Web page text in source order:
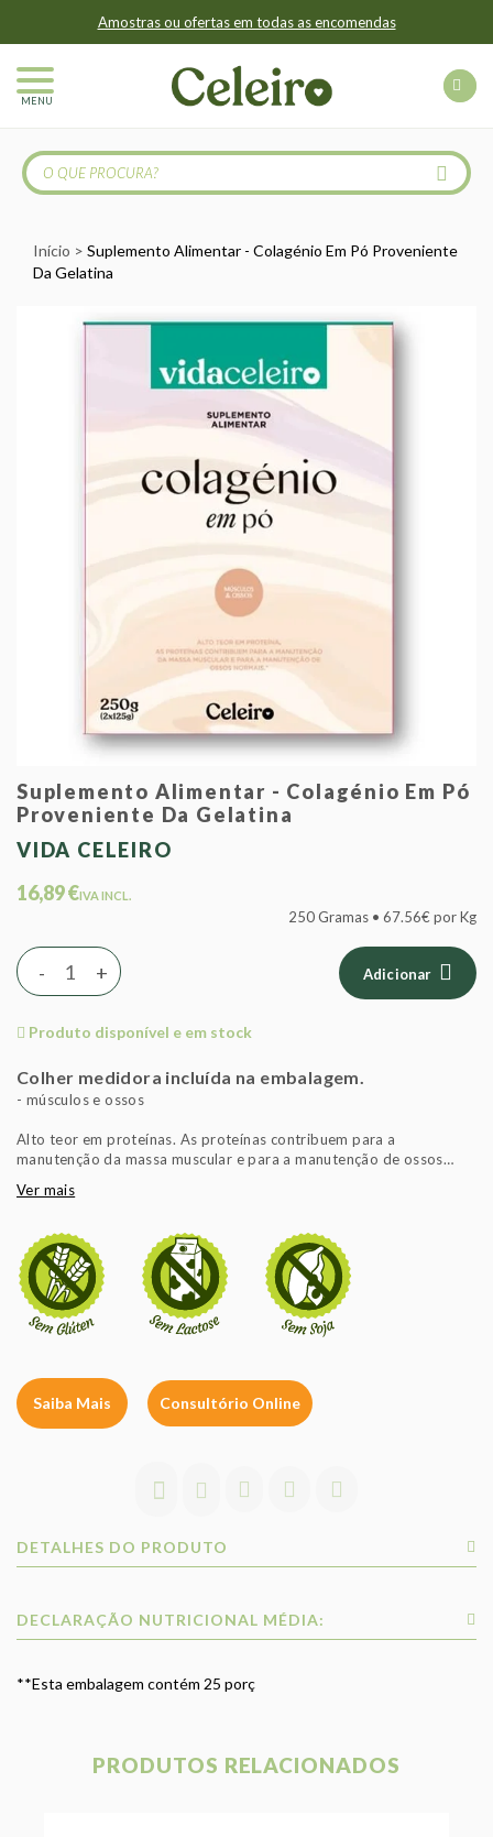
Amostras ou ofertas em todas as encomendas
MENU
Início
Suplemento Alimentar - Colagénio Em Pó Proveniente
Da Gelatina
Suplemento Alimentar - Colagénio Em Pó
Proveniente Da Gelatina
VIDA CELEIRO
16,89 €IVA INCL.
250 Gramas • 67.56€ por Kg
+
- Adicionar
Produto disponível e em stock
Colher medidora incluída na embalagem.
- músculos e ossos
Alto teor em proteínas. As proteínas contribuem para a
manutenção da massa muscular e para a manutenção de ossos
contribuem com a quantidade significativa de proteínas para se
regime alimentar variado, equilibrado e um estilo de vida saudável.
Composição por 10g**:
Fornecendo:
Colagénio 10g
Alanina 797mg
Ácido Aspártico 543mg
Ácido glutâmico 943mg
Metionina 52mg
Serina 349mg
Valina 195mg
Ver mais
Saiba Mais Consultório Online
DETALHES DO PRODUTO
DECLARAÇÃO NUTRICIONAL MÉDIA:
**Esta embalagem contém 25 porç
PRODUTOS RELACIONADOS